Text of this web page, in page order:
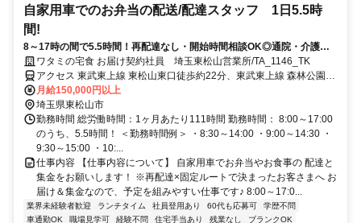
自家用車でのお弁当の配送/配達スタッフ 1日5.5時
間!
8～17時の間で5.5時間！再配達なし・開始時間相談OK◎通院・介護等
のあなたの予定に合わせて働けます♪
ワタミの宅食 お届け契約社員 埼玉東松山営業所/TA_1146_TK
アクセス 東武東上線 東松山東口徒歩約22分、東武東上線 森林公園
（埼玉県）北口徒歩約46分、東武東上線 高坂東口徒歩約65分
月給150,000円以上
埼玉県東松山市
勤務時間 総労働時間：1ヶ月あたり111時間 勤務時間： 8:00～17:00
のうち、5.5時間！ ＜勤務時間例＞ ・8:30～14:00 ・9:00～14:30 ・
9:30～15:00 ・10:...
仕事内容 【仕事内容について】 自家用車でお弁当やお食事の 配達と
集金をお願いします！ ※再配達×固定ルートで決まったお客さまへ お
届け＆集金なので、予定を組みやすい仕事です♪ 8:00～17:0...
業界未経験者歓迎 ランチタイム 社員登用あり 60代も応募可
学歴不問
車通勤OK
職場見学可 経験不問 住宅手当あり 残業なし
ブランクOK